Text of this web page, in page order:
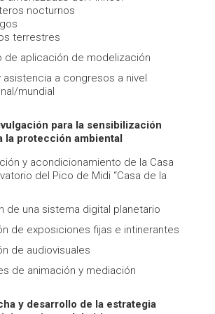
nocturnos
terrestres
de aplicación de modelización
asistencia a congresos a nivel
mundial
para la sensibilización
la protección ambiental
y acondicionamiento de la Casa
del Pico de Midi “Casa de la
de una sistema digital planetario
de exposiciones fijas e intinerantes
de audiovisuales
de animación y mediación
y desarrollo de la estrategia